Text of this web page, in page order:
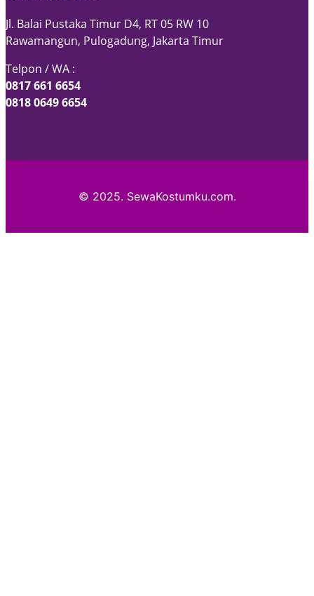
Jl. Balai Pustaka Timur D4, RT 05 RW 10
Rawamangun, Pulogadung, Jakarta Timur
Telpon / WA :
0817 661 6654
0818 0649 6654
© 2025. SewaKostumku.com.